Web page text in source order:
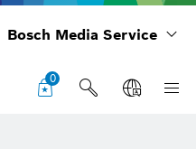
Bosch Media Service
0